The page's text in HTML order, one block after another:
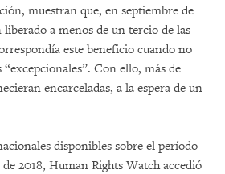
muestran que, en septiembre de
liberado a menos de un tercio de las
este beneficio cuando no
Con ello, más de
encarceladas, a la espera de un
disponibles sobre el período
2018, Human Rights Watch accedió